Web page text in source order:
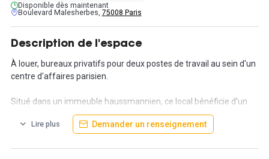
Disponible dès maintenant
Boulevard Malesherbes, 75008 Paris
Description de l'espace
À louer, bureaux privatifs pour deux postes de travail au sein d'un
centre d'affaires parisien.
Situé dans un immeuble haussmannien, ce local bénéficie d'un
emplacement privilégié à proximité de la Place de la Madeleine.
Les bureaux disposent de parkings privatifs et d'une cour pavée,
Lire plus Demander un renseignement